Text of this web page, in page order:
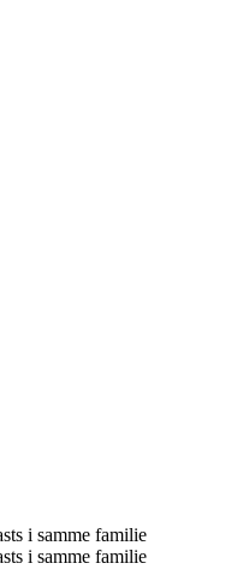
i samme familie
i samme familie